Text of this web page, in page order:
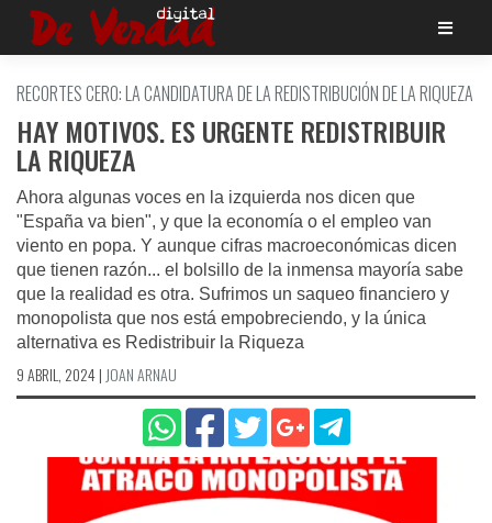
Saltar
RECORTES CERO: LA CANDIDATURA DE LA REDISTRIBUCIÓN DE LA RIQUEZA
HAY MOTIVOS. ES URGENTE REDISTRIBUIR
LA RIQUEZA
Ahora algunas voces en la izquierda nos dicen que
"España va bien", y que la economía o el empleo van
viento en popa. Y aunque cifras macroeconómicas dicen
que tienen razón... el bolsillo de la inmensa mayoría sabe
que la realidad es otra. Sufrimos un saqueo financiero y
monopolista que nos está empobreciendo, y la única
alternativa es Redistribuir la Riqueza
9 ABRIL, 2024| JOAN ARNAU